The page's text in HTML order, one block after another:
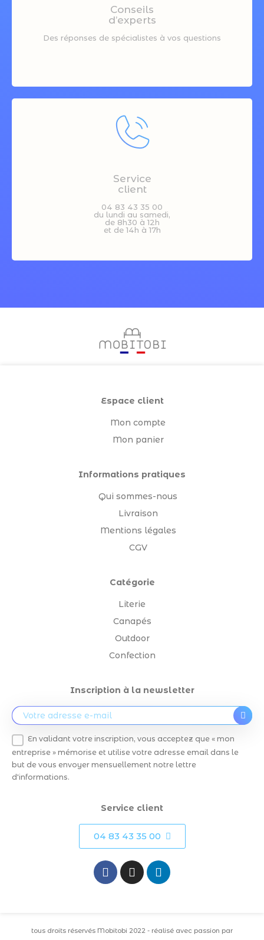
Conseils
d’experts
Des réponses de spécialistes à vos questions
Service
client
04 83 43 35 00
du lundi au samedi,
de 8h30 à 12h
et de 14h à 17h
Espace client
Mon compte
Mon panier
Informations pratiques
Qui sommes-nous
Livraison
Mentions légales
CGV
Catégorie
Literie
Canapés
Outdoor
Confection
Inscription à la newsletter
En validant votre inscription, vous acceptez que « mon
entreprise » mémorise et utilise votre adresse email dans le
but de vous envoyer mensuellement notre lettre
d'informations.
Service client
04 83 43 35 00
tous droits réservés Mobitobi 2022 - réalisé avec passion par